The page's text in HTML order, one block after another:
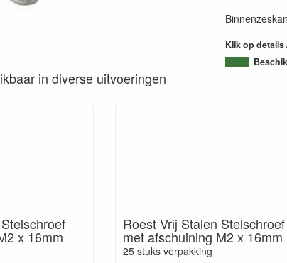
Klik op
in diverse uitvoeringen
x 16mm
Roest Vrij Stalen Stelschroef
met afschuining M2 x 16mm
25 stuks verpakking